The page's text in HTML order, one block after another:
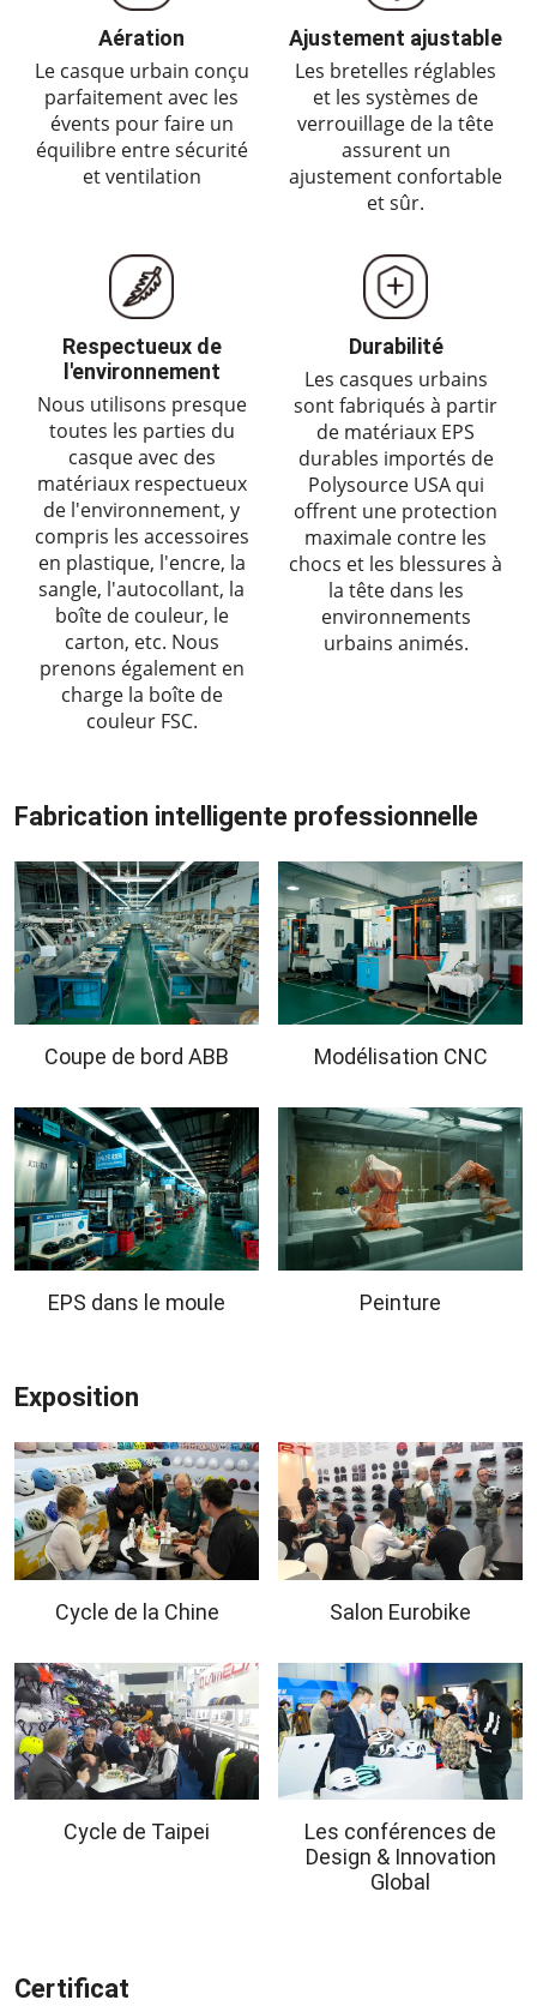
Aération
Le casque urbain conçu
parfaitement avec les
évents pour faire un
équilibre entre sécurité
et ventilation
Ajustement ajustable
Les bretelles réglables
et les systèmes de
verrouillage de la tête
assurent un
ajustement confortable
et sûr.
Respectueux de
l'environnement
Nous utilisons presque
toutes les parties du
casque avec des
matériaux respectueux
de l'environnement, y
compris les accessoires
en plastique, l'encre, la
sangle, l'autocollant, la
boîte de couleur, le
carton, etc. Nous
prenons également en
charge la boîte de
couleur FSC.
Durabilité
Les casques urbains
sont fabriqués à partir
de matériaux EPS
durables importés de
Polysource USA qui
offrent une protection
maximale contre les
chocs et les blessures à
la tête dans les
environnements
urbains animés.
Fabrication intelligente professionnelle
Coupe de bord ABB Modélisation CNC
EPS dans le moule Peinture
Exposition
Cycle de la Chine Salon Eurobike
Cycle de Taipei
Les conférences de
Design & Innovation
Global
Certificat